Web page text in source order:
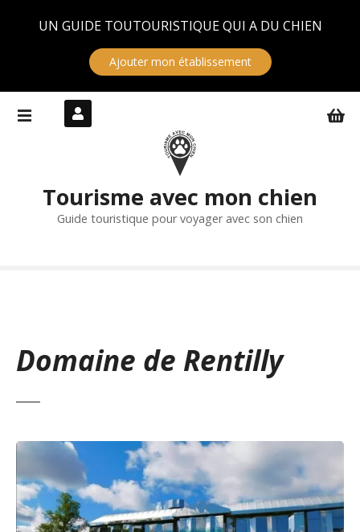
UN GUIDE TOUTOURISTIQUE QUI A DU CHIEN
Ajouter mon établissement
Tourisme avec mon chien
Guide touristique pour voyager avec son chien
Domaine de Rentilly